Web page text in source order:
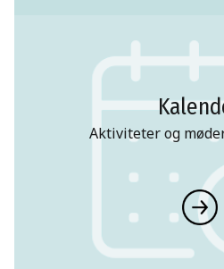
Aktiviteter og